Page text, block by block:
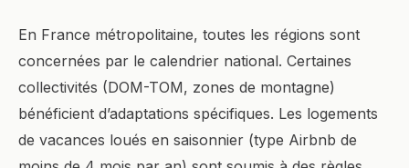
En France métropolitaine, toutes les régions sont
concernées par le calendrier national. Certaines
collectivités (DOM-TOM, zones de montagne)
bénéficient d’adaptations spécifiques. Les logements
de vacances loués en saisonnier (type Airbnb de